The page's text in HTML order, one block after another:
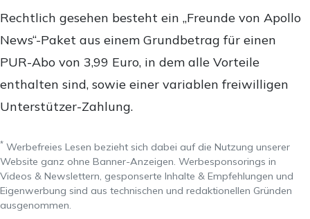
Rechtlich gesehen besteht ein „Freunde von Apollo
News“-Paket aus einem Grundbetrag für einen
PUR-Abo von 3,99 Euro, in dem alle Vorteile
enthalten sind, sowie einer variablen freiwilligen
Unterstützer-Zahlung.
* Werbefreies Lesen bezieht sich dabei auf die Nutzung unserer
Website ganz ohne Banner-Anzeigen. Werbesponsorings in
Videos & Newslettern, gesponserte Inhalte & Empfehlungen und
Eigenwerbung sind aus technischen und redaktionellen Gründen
ausgenommen.